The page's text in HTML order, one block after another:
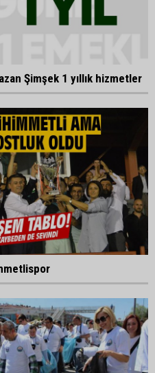
Şimşek 1 yıllık hizmetler